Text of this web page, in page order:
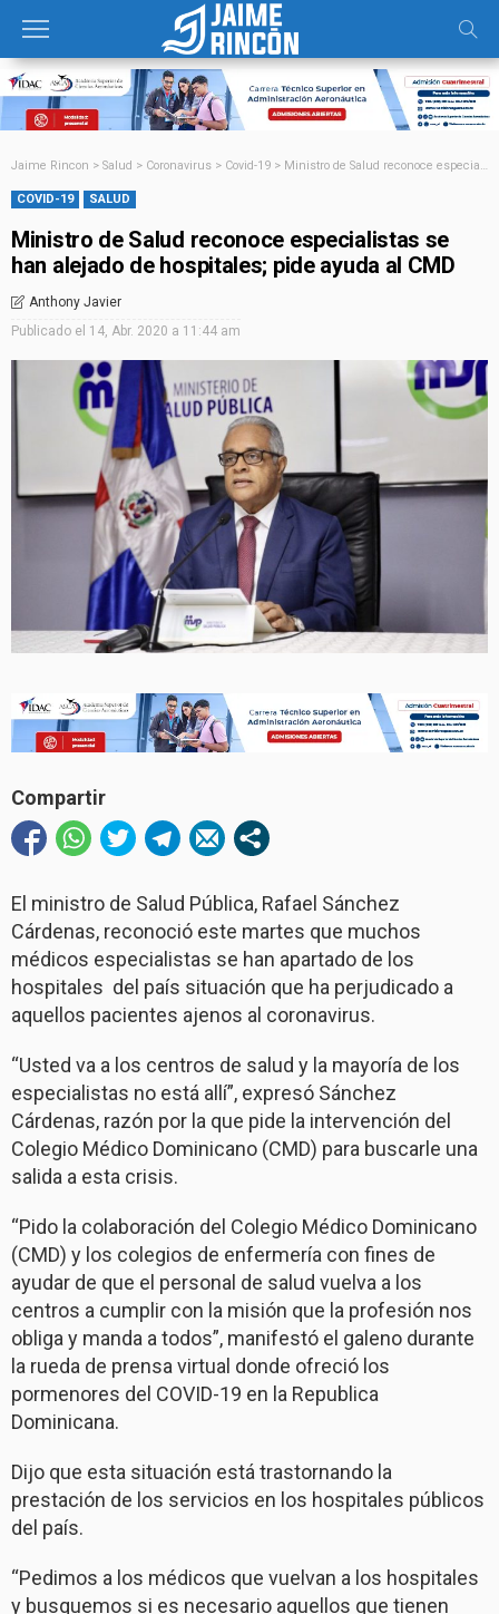
Jaime Rincon > Salud > Coronavirus > Covid-19 > Ministro de Salud reconoce especialistas se han alejado de hospitales; pide ayuda al CMD
COVID-19 SALUD
Ministro de Salud reconoce especialistas se
han alejado de hospitales; pide ayuda al CMD
Anthony Javier
Publicado el 14, Abr. 2020 a 11:44 am
Compartir
El ministro de Salud Pública, Rafael Sánchez
Cárdenas, reconoció este martes que muchos
médicos especialistas se han apartado de los
hospitales del país situación que ha perjudicado a
aquellos pacientes ajenos al coronavirus.
“Usted va a los centros de salud y la mayoría de los
especialistas no está allí”, expresó Sánchez
Cárdenas, razón por la que pide la intervención del
Colegio Médico Dominicano (CMD) para buscarle una
salida a esta crisis.
“Pido la colaboración del Colegio Médico Dominicano
(CMD) y los colegios de enfermería con fines de
ayudar de que el personal de salud vuelva a los
centros a cumplir con la misión que la profesión nos
obliga y manda a todos”, manifestó el galeno durante
la rueda de prensa virtual donde ofreció los
pormenores del COVID-19 en la Republica
Dominicana.
Dijo que esta situación está trastornando la
prestación de los servicios en los hospitales públicos
del país.
“Pedimos a los médicos que vuelvan a los hospitales
y busquemos si es necesario aquellos que tienen